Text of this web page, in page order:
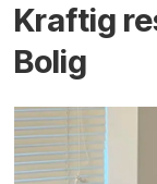
Kraftig
Bolig